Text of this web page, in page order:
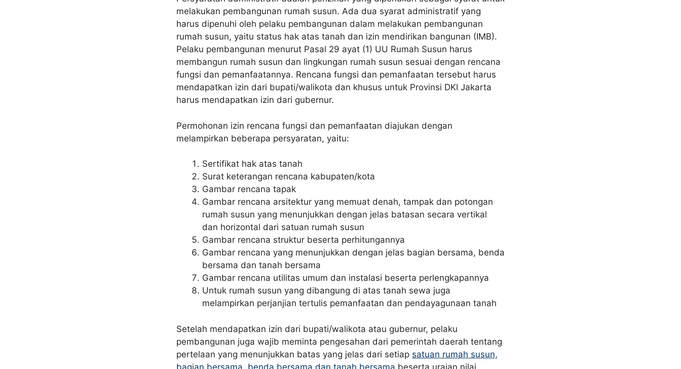
melakukan pembangunan rumah susun. Ada dua syarat administratif yang
harus dipenuhi oleh pelaku pembangunan dalam melakukan pembangunan
rumah susun, yaitu status hak atas tanah dan izin mendirikan bangunan (IMB).
Pelaku pembangunan menurut Pasal 29 ayat (1) UU Rumah Susun harus
membangun rumah susun dan lingkungan rumah susun sesuai dengan rencana
fungsi dan pemanfaatannya. Rencana fungsi dan pemanfaatan tersebut harus
mendapatkan izin dari bupati/walikota dan khusus untuk Provinsi DKI Jakarta
harus mendapatkan izin dari gubernur.
Permohonan izin rencana fungsi dan pemanfaatan diajukan dengan
melampirkan beberapa persyaratan, yaitu:
Sertifikat hak atas tanah
Surat keterangan rencana kabupaten/kota
Gambar rencana tapak
Gambar rencana arsitektur yang memuat denah, tampak dan potongan
rumah susun yang menunjukkan dengan jelas batasan secara vertikal
dan horizontal dari satuan rumah susun
Gambar rencana struktur beserta perhitungannya
Gambar rencana yang menunjukkan dengan jelas bagian bersama, benda
bersama dan tanah bersama
Gambar rencana utilitas umum dan instalasi beserta perlengkapannya
Untuk rumah susun yang dibangung di atas tanah sewa juga
melampirkan perjanjian tertulis pemanfaatan dan pendayagunaan tanah
Setelah mendapatkan izin dari bupati/walikota atau gubernur, pelaku
pembangunan juga wajib meminta pengesahan dari pemerintah daerah tentang
pertelaan yang menunjukkan batas yang jelas dari setiap satuan rumah susun,
bagian bersama, benda bersama dan tanah bersama beserta uraian nilai